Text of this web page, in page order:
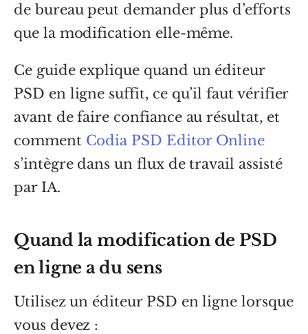
de bureau peut demander plus d’efforts
que la modification elle-même.
Ce guide explique quand un éditeur
PSD en ligne suffit, ce qu’il faut vérifier
avant de faire confiance au résultat, et
comment Codia PSD Editor Online
s’intègre dans un flux de travail assisté
par IA.
Quand la modification de PSD
en ligne a du sens
Utilisez un éditeur PSD en ligne lorsque
vous devez :